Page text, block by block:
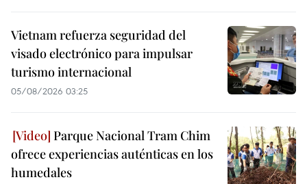
Vietnam refuerza seguridad del
visado electrónico para impulsar
turismo internacional
05/08/2026 03:25
Parque Nacional Tram Chim
ofrece experiencias auténticas en los
humedales